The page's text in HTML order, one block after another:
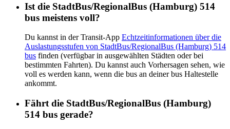
Ist die StadtBus/RegionalBus (Hamburg) 514
bus meistens voll?
Du kannst in der Transit-App Echtzeitinformationen über die
Auslastungsstufen von StadtBus/RegionalBus (Hamburg) 514
bus finden (verfügbar in ausgewählten Städten oder bei
bestimmten Fahrten). Du kannst auch Vorhersagen sehen, wie
voll es werden kann, wenn die bus an deiner bus Haltestelle
ankommt.
Fährt die StadtBus/RegionalBus (Hamburg)
514 bus gerade?